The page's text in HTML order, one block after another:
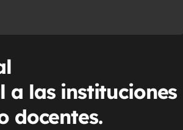
a las instituciones
docentes.